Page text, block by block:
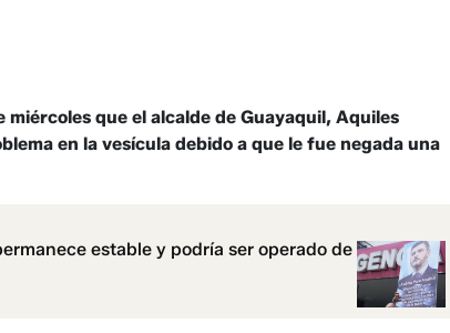
miércoles que el alcalde de Guayaquil, Aquiles
en la vesícula debido a que le fue negada una
estable y podría ser operado de